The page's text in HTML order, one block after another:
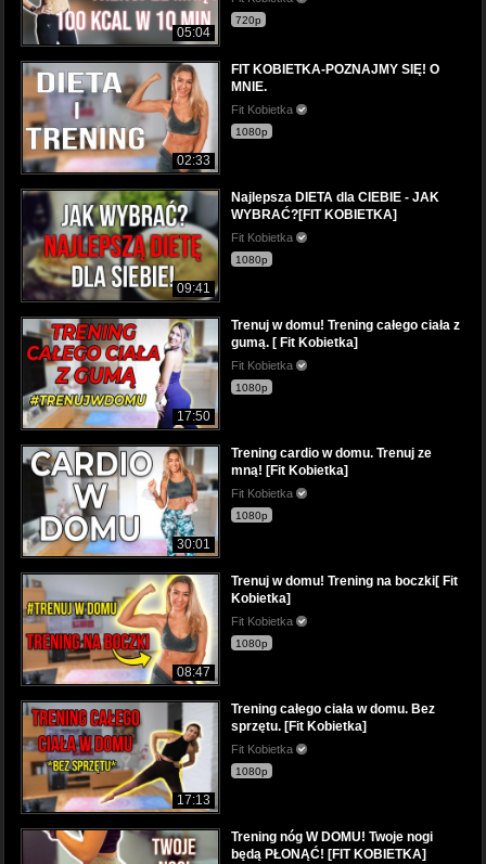
05:04
720p
02:33
FIT KOBIETKA-POZNAJMY SIĘ! O
MNIE.
Fit Kobietka
1080p
09:41
Najlepsza DIETA dla CIEBIE - JAK
WYBRAĆ?[FIT KOBIETKA]
Fit Kobietka
1080p
17:50
Trenuj w domu! Trening całego ciała z
gumą. [ Fit Kobietka]
Fit Kobietka
1080p
30:01
Trening cardio w domu. Trenuj ze
mną! [Fit Kobietka]
Fit Kobietka
1080p
08:47
Trenuj w domu! Trening na boczki[ Fit
Kobietka]
Fit Kobietka
1080p
17:13
Trening całego ciała w domu. Bez
sprzętu. [Fit Kobietka]
Fit Kobietka
1080p
Trening nóg W DOMU! Twoje nogi
będą PŁONĄĆ! [FIT KOBIETKA]